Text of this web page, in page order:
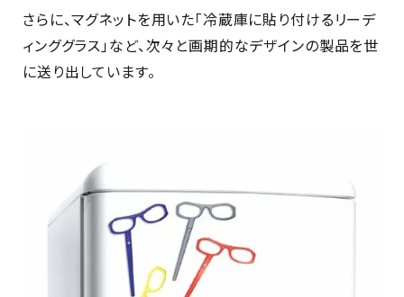
さらに、マグネットを用いた「冷蔵庫に貼り付けるリーデ
ィンググラス」など、次々と画期的なデザインの製品を世
に送り出しています。